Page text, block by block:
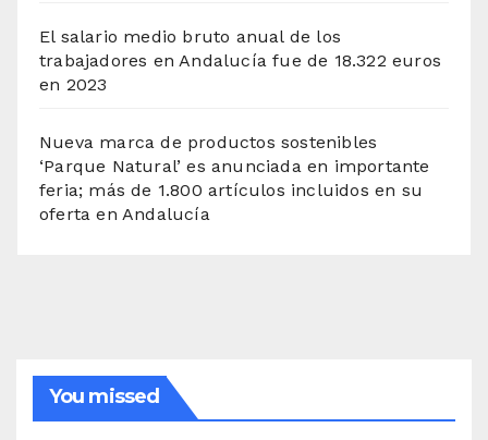
El salario medio bruto anual de los
trabajadores en Andalucía fue de 18.322 euros
en 2023
Nueva marca de productos sostenibles
‘Parque Natural’ es anunciada en importante
feria; más de 1.800 artículos incluidos en su
oferta en Andalucía
You missed